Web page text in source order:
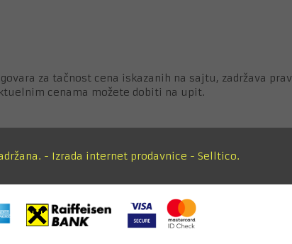
za tačnost cena iskazanih na sajtu, zadržava
cenama možete dobiti na upit.
- Izrada internet prodavnice - Selltico.